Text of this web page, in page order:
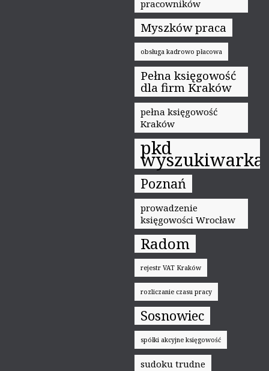
pracowników
Myszków praca
obsługa kadrowo płacowa
Pełna księgowość
dla firm Kraków
pełna księgowość
Kraków
pkd
wyszukiwarka
Poznań
prowadzenie
księgowości Wrocław
Radom
rejestr VAT Kraków
rozliczanie czasu pracy
Sosnowiec
spółki akcyjne księgowość
sudoku trudne